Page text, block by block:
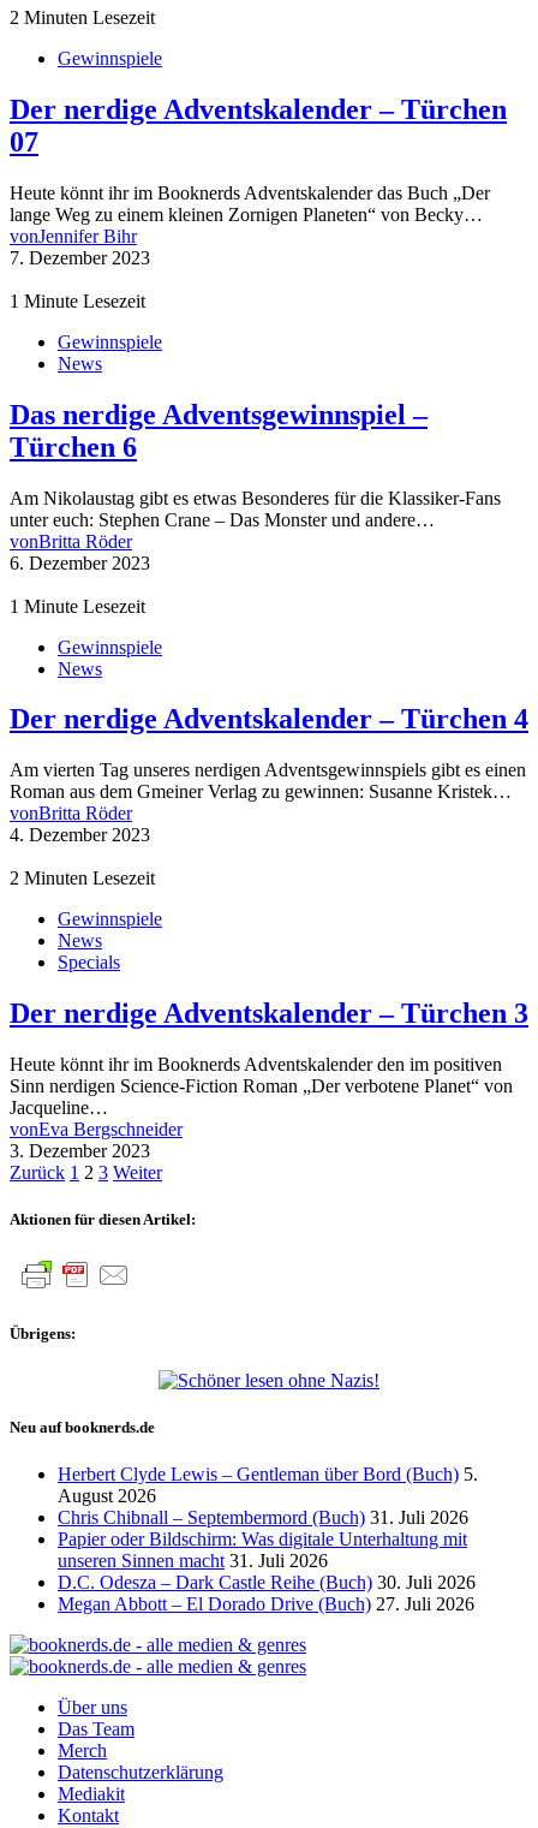
2 Minuten Lesezeit
Gewinnspiele
Der nerdige Adventskalender – Türchen
07
Heute könnt ihr im Booknerds Adventskalender das Buch „Der
lange Weg zu einem kleinen Zornigen Planeten“ von Becky…
vonJennifer Bihr
7. Dezember 2023
1 Minute Lesezeit
Gewinnspiele
News
Das nerdige Adventsgewinnspiel –
Türchen 6
Am Nikolaustag gibt es etwas Besonderes für die Klassiker-Fans
unter euch: Stephen Crane – Das Monster und andere…
vonBritta Röder
6. Dezember 2023
1 Minute Lesezeit
Gewinnspiele
News
Der nerdige Adventskalender – Türchen 4
Am vierten Tag unseres nerdigen Adventsgewinnspiels gibt es einen
Roman aus dem Gmeiner Verlag zu gewinnen: Susanne Kristek…
vonBritta Röder
4. Dezember 2023
2 Minuten Lesezeit
Gewinnspiele
News
Specials
Der nerdige Adventskalender – Türchen 3
Heute könnt ihr im Booknerds Adventskalender den im positiven
Sinn nerdigen Science-Fiction Roman „Der verbotene Planet“ von
Jacqueline…
vonEva Bergschneider
3. Dezember 2023
Seitennummerierung
der
Zurück 1 2 3 Weiter
Aktionen für diesen Artikel:
Übrigens:
Neu auf booknerds.de
Herbert Clyde Lewis – Gentleman über Bord (Buch) 5.
August 2026
Chris Chibnall – Septembermord (Buch) 31. Juli 2026
Papier oder Bildschirm: Was digitale Unterhaltung mit
unseren Sinnen macht 31. Juli 2026
D.C. Odesza – Dark Castle Reihe (Buch) 30. Juli 2026
Megan Abbott – El Dorado Drive (Buch) 27. Juli 2026
Über uns
Das Team
Merch
Datenschutzerklärung
Mediakit
Kontakt